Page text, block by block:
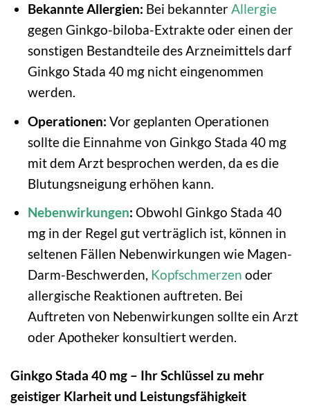
Bekannte Allergien: Bei bekannterAllergie
gegen Ginkgo-biloba-Extrakte oder einen der
sonstigen Bestandteile des Arzneimittels darf
Ginkgo Stada 40 mg nicht eingenommen
werden.
Operationen: Vor geplanten Operationen
sollte die Einnahme von Ginkgo Stada 40 mg
mit dem Arzt besprochen werden, da es die
Blutungsneigung erhöhen kann.
Nebenwirkungen: Obwohl Ginkgo Stada 40
mg in der Regel gut verträglich ist, können in
seltenen Fällen Nebenwirkungen wie Magen-
Darm-Beschwerden, Kopfschmerzen oder
allergische Reaktionen auftreten. Bei
Auftreten von Nebenwirkungen sollte ein Arzt
oder Apotheker konsultiert werden.
Ginkgo Stada 40 mg – Ihr Schlüssel zu mehr
geistiger Klarheit und Leistungsfähigkeit